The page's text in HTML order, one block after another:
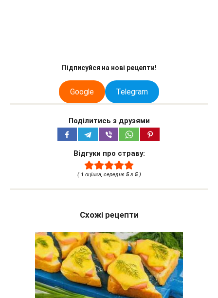
Підписуйся на нові рецепти!
Google Telegram
Поділитись з друзями
Відгуки про страву:
( 1 оцінка, середнє 5з 5)
Схожі рецепти